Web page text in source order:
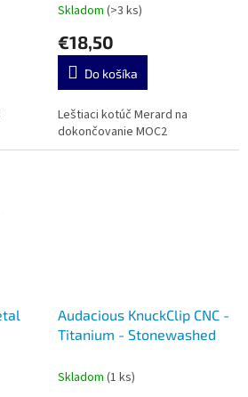
Skladom (>3 ks)
€18,50
Do košíka
Leštiaci kotúč Merard na
dokončovanie MOC2
Audacious KnuckClip CNC -
Titanium - Stonewashed
Skladom (1 ks)